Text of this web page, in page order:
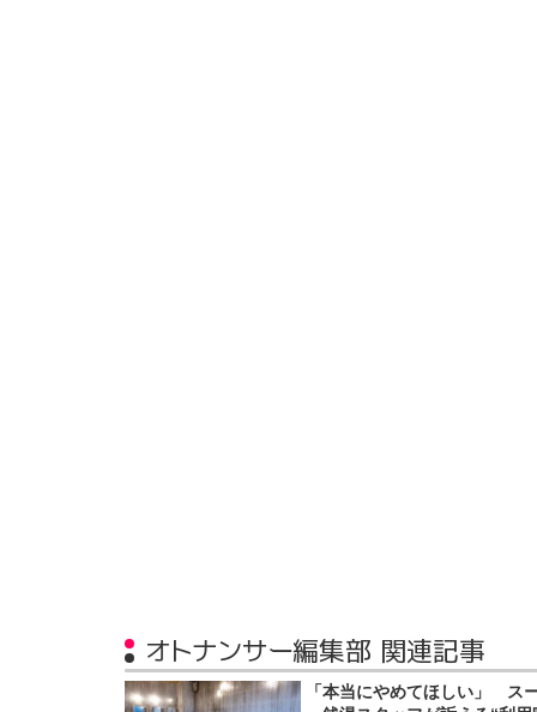
オトナンサー編集部 関連記事
「本当にやめてほしい」 ス